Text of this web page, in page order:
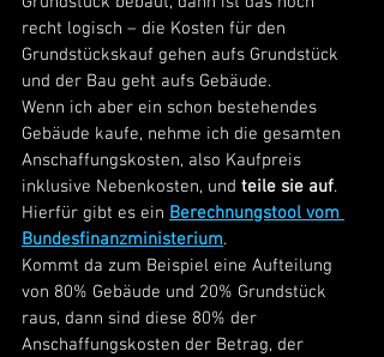
recht logisch – die Kosten für den
Grundstückskauf gehen aufs Grundstück
und der Bau geht aufs Gebäude.
Wenn ich aber ein schon bestehendes
Gebäude kaufe, nehme ich die gesamten
Anschaffungskosten, also Kaufpreis
inklusive Nebenkosten, und teile sie auf.
Hierfür gibt es ein Berechnungstool vom
Bundesfinanzministerium.
Kommt da zum Beispiel eine Aufteilung
von 80% Gebäude und 20% Grundstück
raus, dann sind diese 80% der
Anschaffungskosten der Betrag, der